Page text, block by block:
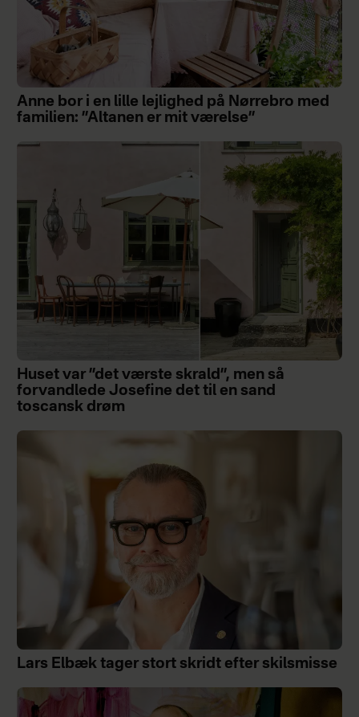
Anne bor i en lille lejlighed på Nørrebro med
familien: ”Altanen er mit værelse”
Huset var ”det værste skrald”, men så
forvandlede Josefine det til en sand
toscansk drøm
Lars Elbæk tager stort skridt efter skilsmisse